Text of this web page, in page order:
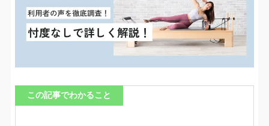
この記事でわかること